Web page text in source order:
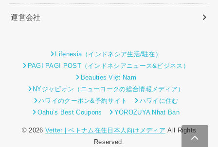
運営会社
Lifenesia（インドネシア生活/駐在）
PAGI PAGI POST（インドネシアニュース&ビジネス）
Beauties Việt Nam
NYジャピオン（ニューヨークの総合情報メディア）
ハワイのクーポン&予約サイト
ハワイに住む
Oahu’s Best Coupons
YOROZUYA Nhat Ban
© 2026 Vetter | ベトナム在住日本人向けメディア All Rights
Reserved.